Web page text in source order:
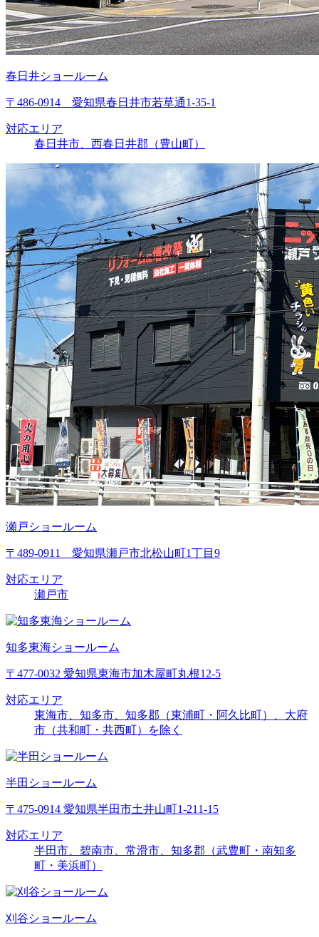
春日井ショールーム
〒486-0914 愛知県春日井市若草通1-35-1
対応エリア
春日井市、西春日井郡（豊山町）
瀬戸ショールーム
〒489-0911 愛知県瀬戸市北松山町1丁目9
対応エリア
瀬戸市
知多東海ショールーム
〒477-0032 愛知県東海市加木屋町丸根12-5
対応エリア
東海市、知多市、知多郡（東浦町・阿久比町）、大府
市（共和町・共西町）を除く
半田ショールーム
〒475-0914 愛知県半田市土井山町1-211-15
対応エリア
半田市、碧南市、常滑市、知多郡（武豊町・南知多
町・美浜町）
刈谷ショールーム